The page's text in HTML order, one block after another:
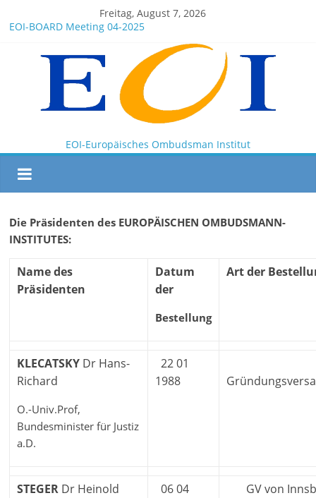
Freitag, August 7, 2026
EOI-BOARD Meeting 04-2025
News for members of the EOI
EOI – General ASSEMBLY 2025 10 28
President Milkov participated in the Doha Conference on
Artificial Intelligence and Human Rights
EOI-Europäisches Ombudsman Institut
Die Präsidenten des EUROPÄISCHEN OMBUDSMANN-
INSTITUTES:
Name des
Präsidenten
Datum
der
Bestellung
Art der
KLECATSKY Dr Hans-
Richard
O.-Univ.Prof,
Bundesminister für Justiz
a.D.
22 01
1988
STEGER Dr Heinold
06 04
GV von